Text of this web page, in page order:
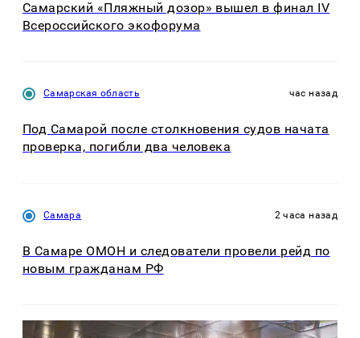
Самарский «Пляжный дозор» вышел в финал IV
Всероссийского экофорума
Самарская область час назад
Под Самарой после столкновения судов начата
проверка, погибли два человека
Самара 2 часа назад
В Самаре ОМОН и следователи провели рейд по
новым гражданам РФ